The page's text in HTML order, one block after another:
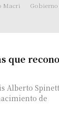
Macri
que
Alberto
de